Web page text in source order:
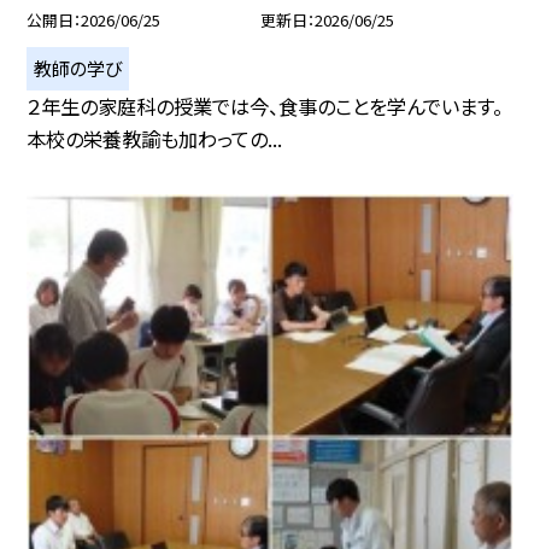
公開日 2026/06/25 更新日 2026/06/25
教師の学び
２年生の家庭科の授業では今、食事のことを学んでいます。
本校の栄養教諭も加わっての...